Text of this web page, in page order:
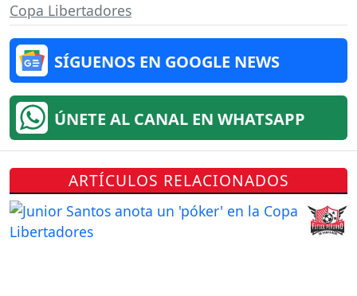
Copa Libertadores
SÍGUENOS EN GOOGLE NEWS
ÚNETE AL CANAL EN WHATSAPP
ARTÍCULOS RELACIONADOS